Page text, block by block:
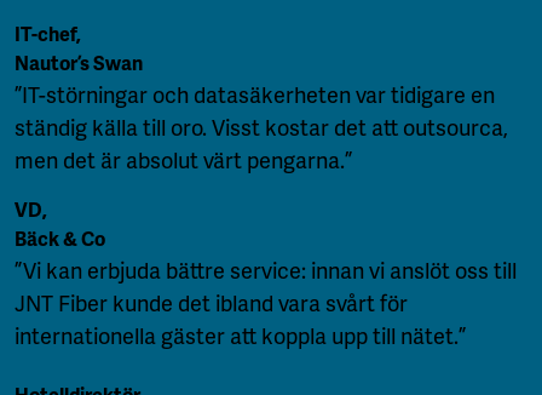
IT-chef,
Nautor’s Swan
”IT-störningar och datasäkerheten var tidigare en
ständig källa till oro. Visst kostar det att outsourca,
men det är absolut värt pengarna.”
VD,
Bäck & Co
”Vi kan erbjuda bättre service: innan vi anslöt oss till
JNT Fiber kunde det ibland vara svårt för
internationella gäster att koppla upp till nätet.”